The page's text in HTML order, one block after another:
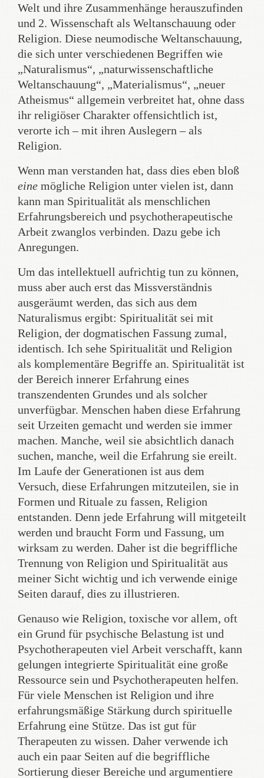
Welt und ihre Zusammenhänge herauszufinden
und 2. Wissenschaft als Weltanschauung oder
Religion. Diese neumodische Weltanschauung,
die sich unter verschiedenen Begriffen wie
„Naturalismus“, „naturwissenschaftliche
Weltanschauung“, „Materialismus“, „neuer
Atheismus“ allgemein verbreitet hat, ohne dass
ihr religiöser Charakter offensichtlich ist,
verorte ich – mit ihren Auslegern – als
Religion.
Wenn man verstanden hat, dass dies eben bloß
eine mögliche Religion unter vielen ist, dann
kann man Spiritualität als menschlichen
Erfahrungsbereich und psychotherapeutische
Arbeit zwanglos verbinden. Dazu gebe ich
Anregungen.
Um das intellektuell aufrichtig tun zu können,
muss aber auch erst das Missverständnis
ausgeräumt werden, das sich aus dem
Naturalismus ergibt: Spiritualität sei mit
Religion, der dogmatischen Fassung zumal,
identisch. Ich sehe Spiritualität und Religion
als komplementäre Begriffe an. Spiritualität ist
der Bereich innerer Erfahrung eines
transzendenten Grundes und als solcher
unverfügbar. Menschen haben diese Erfahrung
seit Urzeiten gemacht und werden sie immer
machen. Manche, weil sie absichtlich danach
suchen, manche, weil die Erfahrung sie ereilt.
Im Laufe der Generationen ist aus dem
Versuch, diese Erfahrungen mitzuteilen, sie in
Formen und Rituale zu fassen, Religion
entstanden. Denn jede Erfahrung will mitgeteilt
werden und braucht Form und Fassung, um
wirksam zu werden. Daher ist die begriffliche
Trennung von Religion und Spiritualität aus
meiner Sicht wichtig und ich verwende einige
Seiten darauf, dies zu illustrieren.
Genauso wie Religion, toxische vor allem, oft
ein Grund für psychische Belastung ist und
Psychotherapeuten viel Arbeit verschafft, kann
gelungen integrierte Spiritualität eine große
Ressource sein und Psychotherapeuten helfen.
Für viele Menschen ist Religion und ihre
erfahrungsmäßige Stärkung durch spirituelle
Erfahrung eine Stütze. Das ist gut für
Therapeuten zu wissen. Daher verwende ich
auch ein paar Seiten auf die begriffliche
Sortierung dieser Bereiche und argumentiere